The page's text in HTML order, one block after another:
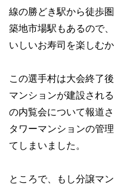
線の勝どき駅から徒歩
築地市場駅もあるので
いしいお寿司を楽しむ
この選手村は大会終了
マンションが建設され
の内覧会について報道
タワーマンションの管
てしまいました。
ところで、もし分譲マ